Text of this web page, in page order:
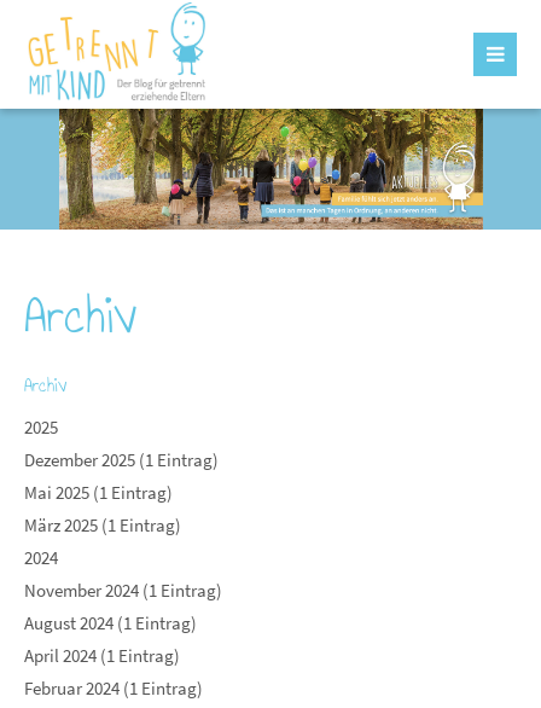
Archiv
Archiv
2025
Dezember 2025 (1 Eintrag)
Mai 2025 (1 Eintrag)
März 2025 (1 Eintrag)
2024
November 2024 (1 Eintrag)
August 2024 (1 Eintrag)
April 2024 (1 Eintrag)
Februar 2024 (1 Eintrag)